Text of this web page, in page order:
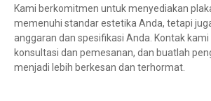
Kami berkomitmen untuk menyediakan
memenuhi standar estetika Anda, tetapi
anggaran dan spesifikasi Anda. Kontak
konsultasi dan pemesanan, dan buatlah
menjadi lebih berkesan dan terhormat.